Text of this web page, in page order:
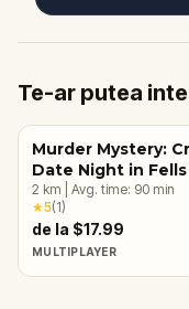
Te-ar putea
Murder Mystery:
Date Night in
Baltimore
2 km Avg. time: 90 min
★5(1)
de la $17.99
MULTIPLAYER